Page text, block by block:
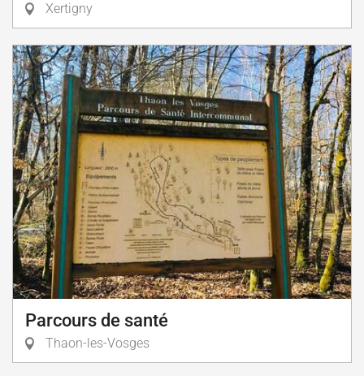
Xertigny
Parcours de santé
Thaon-les-Vosges